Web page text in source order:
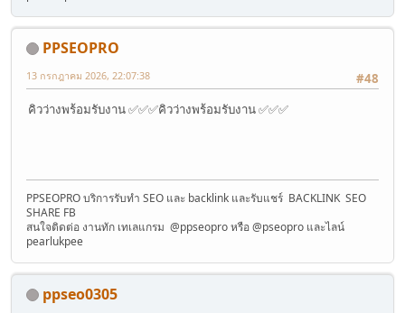
PPSEOPRO
#48
13 กรกฎาคม 2026, 22:07:38
คิวว่างพร้อมรับงาน ✅✅✅คิวว่างพร้อมรับงาน ✅✅✅
PPSEOPRO บริการรับทำ SEO และ backlink และรับแชร์ BACKLINK SEO
SHARE FB
สนใจติดต่อ งานทัก เทเลแกรม @ppseopro หรือ @pseopro และไลน์
pearlukpee
ppseo0305